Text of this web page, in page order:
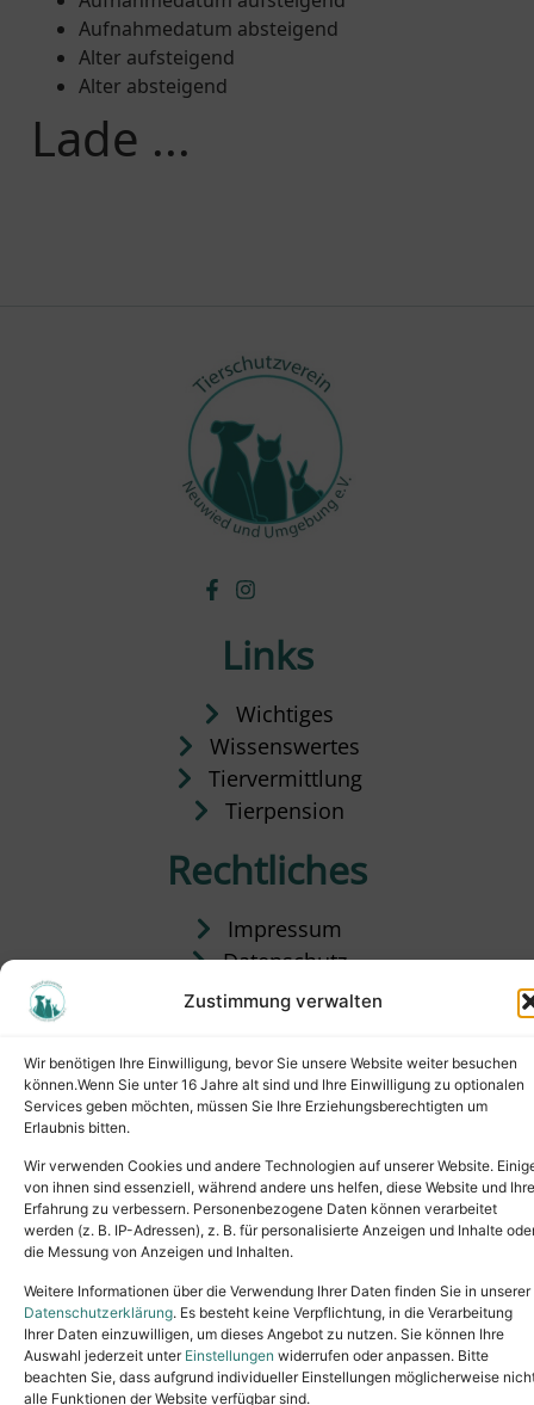
Zustimmung verwalten
Wir benötigen Ihre Einwilligung, bevor Sie unsere Website weiter besuchen
können.Wenn Sie unter 16 Jahre alt sind und Ihre Einwilligung zu optionalen
Services geben möchten, müssen Sie Ihre Erziehungsberechtigten um
Erlaubnis bitten.
Wir verwenden Cookies und andere Technologien auf unserer Website.
von ihnen sind essenziell, während andere uns helfen, diese Website und Ihre
Erfahrung zu verbessern. Personenbezogene Daten können verarbeitet
werden (z. B. IP-Adressen), z. B. für personalisierte Anzeigen und Inhalte
die Messung von Anzeigen und Inhalten.
Weitere Informationen über die Verwendung Ihrer Daten finden Sie in unserer
Datenschutzerklärung. Es besteht keine Verpflichtung, in die Verarbeitung
Ihrer Daten einzuwilligen, um dieses Angebot zu nutzen. Sie können Ihre
Auswahl jederzeit unter Einstellungen widerrufen oder anpassen. Bitte
beachten Sie, dass aufgrund individueller Einstellungen möglicherweise
alle Funktionen der Website verfügbar sind.
Aufnahmedatum absteigend
Alter aufsteigend
Alter absteigend
Lade ...
Links
Wichtiges
Wissenswertes
Tiervermittlung
Tierpension
Rechtliches
Impressum
Datenschutz
Satzung
Copyright © 2024. All rights reserved.
Tel.: (02631) 55356buero@tierheim-neuwied.de
Ludwigshof 1, 56567 Neuwied